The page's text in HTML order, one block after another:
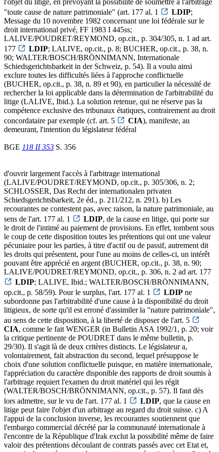
"toute cause de nature patrimoniale" (art. 177 al. 1
LDIP;
Message du 10 novembre 1982 concernant une loi fédérale sur le
droit international privé, FF 1983 I 445ss;
LALIVE/POUDRET/REYMOND, op.cit., p. 304/305, n. 1 ad art.
177
LDIP; LALIVE, op.cit., p. 8; BUCHER, op.cit., p. 38, n.
90; WALTER/BOSCH/BRÖNNIMANN, Internationale
Schiedsgerichtsbarkeit in der Schweiz, p. 54). Il a voulu ainsi
exclure toutes les difficultés liées à l'approche conflictuelle
(BUCHER, op.cit., p. 38, n. 89 et 90), en particulier la nécessité de
rechercher la loi applicable dans la détermination de l'arbitrabilité du
litige (LALIVE, Ibid.). La solution retenue, qui ne réserve pas la
compétence exclusive des tribunaux étatiques, contrairement au droit
concordataire par exemple (cf. art. 5
CIA), manifeste, au
demeurant, l'intention du législateur fédéral
BGE 118 II 353 S. 356
d'ouvrir largement l'accès à l'arbitrage international
(LALIVE/POUDRET/REYMOND, op.cit., p. 305/306, n. 2;
SCHLOSSER, Das Recht der internationalen privaten
Schiedsgerichtsbarkeit, 2e éd., p. 211/212, n. 291). b) Les
recourantes ne contestent pas, avec raison, la nature patrimoniale, au
sens de l'art. 177 al. 1
LDIP, de la cause en litige, qui porte sur
le droit de l'intimé au paiement de provisions. En effet, tombent sous
le coup de cette disposition toutes les prétentions qui ont une valeur
pécuniaire pour les parties, à titre d'actif ou de passif, autrement dit
les droits qui présentent, pour l'une au moins de celles-ci, un intérêt
pouvant être apprécié en argent (BUCHER, op.cit., p. 38, n. 90;
LALIVE/POUDRET/REYMOND, op.cit., p. 306, n. 2 ad art. 177
LDIP; LALIVE, Ibid.; WALTER/BOSCH/BRÖNNIMANN,
op.cit., p. 58/59). Pour le surplus, l'art. 177 al. 1
LDIP ne
subordonne pas l'arbitrabilité d'une cause à la disponibilité du droit
litigieux, de sorte qu'il est erroné d'assimiler la "nature patrimoniale",
au sens de cette disposition, à la liberté de disposer de l'art. 5
CIA, comme le fait WENGER (in Bulletin ASA 1992/1, p. 20; voir
la critique pertinente de POUDRET dans le même bulletin, p.
29/30). Il s'agit là de deux critères distincts. Le législateur a,
volontairement, fait abstraction du second, lequel présuppose le
choix d'une solution conflictuelle puisque, en matière internationale,
l'appréciation du caractère disponible des rapports de droit soumis à
l'arbitrage requiert l'examen du droit matériel qui les régit
(WALTER/BOSCH/BRÖNNIMANN, op.cit., p. 57). Il faut dès
lors admettre, sur le vu de l'art. 177 al. 1
LDIP, que la cause en
litige peut faire l'objet d'un arbitrage au regard du droit suisse. c) A
l'appui de la conclusion inverse, les recourantes soutiennent que
l'embargo commercial décrété par la communauté internationale à
l'encontre de la République d'Irak exclut la possibilité même de faire
valoir des prétentions découlant de contrats passés avec cet Etat et,